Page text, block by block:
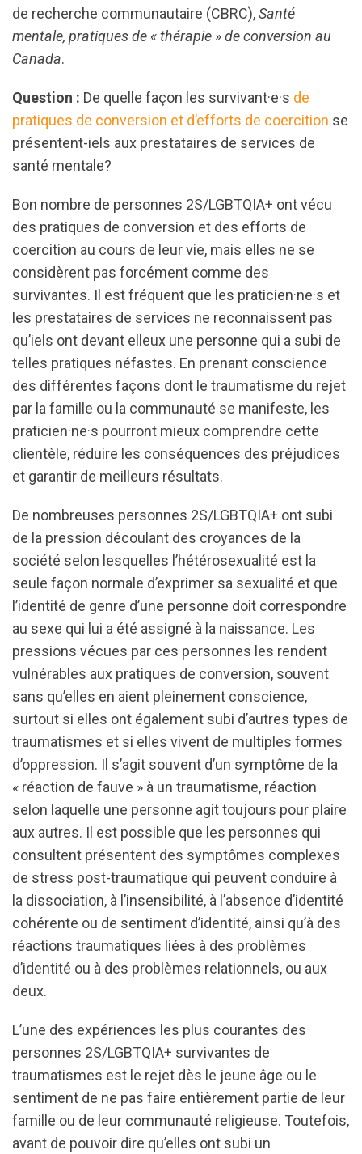
de recherche communautaire (CBRC),Santé
mentale, pratiques de « thérapie » de conversion au
Canada.
Question : De quelle façon les survivant·e·s de
pratiques de conversion et d’efforts de coercition se
présentent-iels aux prestataires de services de
santé mentale?
Bon nombre de personnes 2S/LGBTQIA+ ont vécu
des pratiques de conversion et des efforts de
coercition au cours de leur vie, mais elles ne se
considèrent pas forcément comme des
survivantes. Il est fréquent que les praticien·ne·s et
les prestataires de services ne reconnaissent pas
qu’iels ont devant elleux une personne qui a subi de
telles pratiques néfastes. En prenant conscience
des différentes façons dont le traumatisme du rejet
par la famille ou la communauté se manifeste, les
praticien·ne·s pourront mieux comprendre cette
clientèle, réduire les conséquences des préjudices
et garantir de meilleurs résultats.
De nombreuses personnes 2S/LGBTQIA+ ont subi
de la pression découlant des croyances de la
société selon lesquelles l’hétérosexualité est la
seule façon normale d’exprimer sa sexualité et que
l’identité de genre d’une personne doit correspondre
au sexe qui lui a été assigné à la naissance. Les
pressions vécues par ces personnes les rendent
vulnérables aux pratiques de conversion, souvent
sans qu’elles en aient pleinement conscience,
surtout si elles ont également subi d’autres types de
traumatismes et si elles vivent de multiples formes
d’oppression. Il s’agit souvent d’un symptôme de la
« réaction de fauve » à un traumatisme, réaction
selon laquelle une personne agit toujours pour plaire
aux autres. Il est possible que les personnes qui
consultent présentent des symptômes complexes
de stress post-traumatique qui peuvent conduire à
la dissociation, à l’insensibilité, à l’absence d’identité
cohérente ou de sentiment d’identité, ainsi qu’à des
réactions traumatiques liées à des problèmes
d’identité ou à des problèmes relationnels, ou aux
deux.
L’une des expériences les plus courantes des
personnes 2S/LGBTQIA+ survivantes de
traumatismes est le rejet dès le jeune âge ou le
sentiment de ne pas faire entièrement partie de leur
famille ou de leur communauté religieuse. Toutefois,
avant de pouvoir dire qu’elles ont subi un